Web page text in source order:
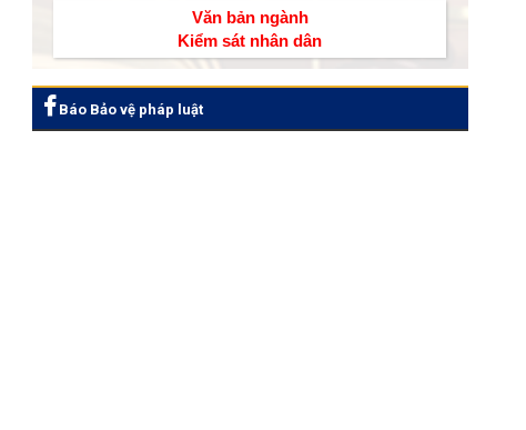
Văn bản ngành
Kiểm sát nhân dân
Báo Bảo vệ pháp luật